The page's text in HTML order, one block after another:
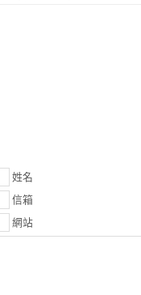
姓名
信箱
網站